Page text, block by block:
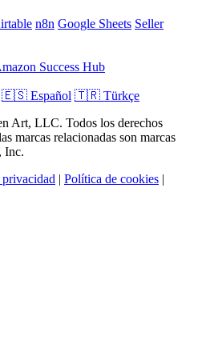
n8n Google Sheets Seller
Success Hub
🇪🇸 Español 🇹🇷 Türkçe
Art, LLC. Todos los derechos
marcas relacionadas son marcas
Inc.
| Política de cookies |